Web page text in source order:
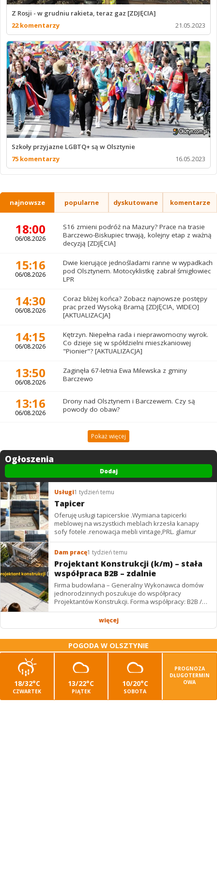
Z Rosji - w grudniu rakieta, teraz gaz [ZDJĘCIA]
22 komentarzy
21.05.2023
Szkoły przyjazne LGBTQ+ są w Olsztynie
75 komentarzy
16.05.2023
najnowsze popularne dyskutowane komentarze
18:00
06/08.2026
S16 zmieni podróż na Mazury? Prace na trasie
Barczewo-Biskupiec trwają, kolejny etap z ważną
decyzją [ZDJĘCIA]
15:16
06/08.2026
Dwie kierujące jednośladami ranne w wypadkach
pod Olsztynem. Motocyklistkę zabrał śmigłowiec
LPR
14:30
06/08.2026
Coraz bliżej końca? Zobacz najnowsze postępy
prac przed Wysoką Bramą [ZDJĘCIA, WIDEO]
[AKTUALIZACJA]
14:15
06/08.2026
Kętrzyn. Niepełna rada i nieprawomocny wyrok.
Co dzieje się w spółdzielni mieszkaniowej
"Pionier"? [AKTUALIZACJA]
13:50
06/08.2026
Zaginęła 67-letnia Ewa Milewska z gminy
Barczewo
13:16
06/08.2026
Drony nad Olsztynem i Barczewem. Czy są
powody do obaw?
Pokaż więcej
Ogłoszenia
Dodaj
Usługi1 tydzień temu
Tapicer
Oferuję usługi tapicerskie .Wymiana tapicerki
meblowej na wszystkich meblach krzesła kanapy
sofy fotele .renowacja mebli vintage,PRL. glamur
Dam pracę1 tydzień temu
Projektant Konstrukcji (k/m) – stała
współpraca B2B – zdalnie
Firma budowlana – Generalny Wykonawca domów
jednorodzinnych poszukuje do współpracy
Projektantów Konstrukcji. Forma współpracy: B2B /
podwykonawstwo – zdalnie. Wynagrodzenie: ✔
więcej
POGODA W OLSZTYNIE
18/32°C
CZWARTEK
13/22°C
PIĄTEK
10/20°C
SOBOTA
PROGNOZA
DŁUGOTERMIN
OWA